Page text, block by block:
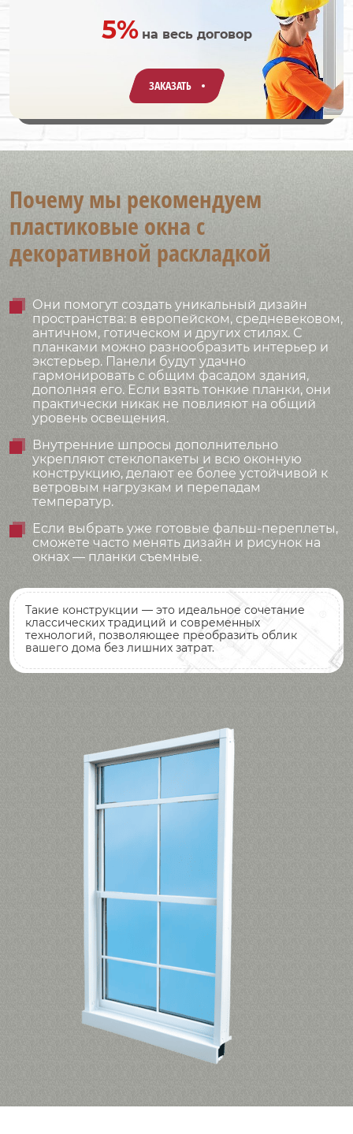
5% на весь договор
ЗАКАЗАТЬ
Почему мы рекомендуем
пластиковые окна с
декоративной раскладкой
Они помогут создать уникальный дизайн
пространства: в европейском, средневековом,
античном, готическом и других стилях. С
планками можно разнообразить интерьер и
экстерьер. Панели будут удачно
гармонировать с общим фасадом здания,
дополняя его. Если взять тонкие планки, они
практически никак не повлияют на общий
уровень освещения.
Внутренние шпросы дополнительно
укрепляют стеклопакеты и всю оконную
конструкцию, делают ее более устойчивой к
ветровым нагрузкам и перепадам
температур.
Если выбрать уже готовые фальш-переплеты,
сможете часто менять дизайн и рисунок на
окнах — планки съемные.
Такие конструкции — это идеальное сочетание
классических традиций и современных
технологий, позволяющее преобразить облик
вашего дома без лишних затрат.